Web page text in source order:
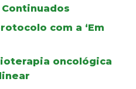
com a ‘Em
oncológica